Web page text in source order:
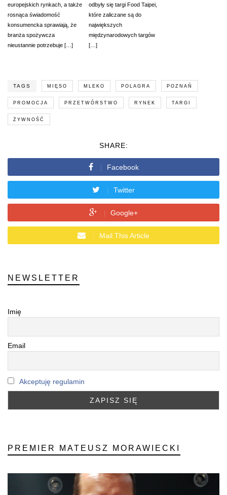
europejskich rynkach, a także
rosnąca świadomość
konsumencka sprawiają, że
branża spożywcza
nieustannie potrzebuje […]
odbyły się targi Food Taipei,
które zaliczane są do
największych
międzynarodowych targów
[…]
TAGS MIĘSO MLEKO POLAGRA POZNAŃ
PROMOCJA PRZETWÓRSTWO RYNEK TARGI
ŻYWNOŚĆ
SHARE:
Facebook
Twitter
Google+
Mail This Article
NEWSLETTER
Imię
Email
Akceptuję regulamin
PREMIER MATEUSZ MORAWIECKI